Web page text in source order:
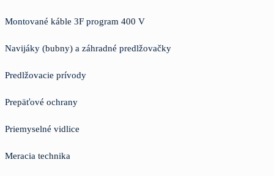
Montované káble 3F program 400 V
Navijáky (bubny) a záhradné predlžovačky
Predlžovacie prívody
Prepäťové ochrany
Priemyselné vidlice
Meracia technika